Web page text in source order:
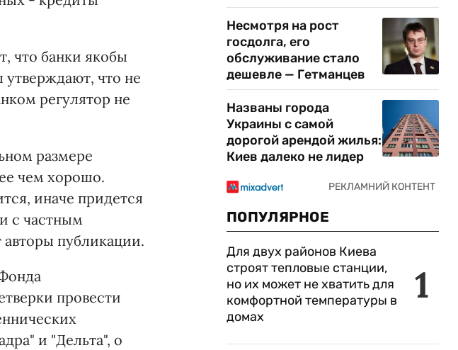
что банки якобы
что не
регулятор не
размере
чем хорошо.
иначе придется
с частным
публикации.
провести
и "Дельта", о
Несмотря на рост
госдолга, его
обслуживание стало
дешевле — Гетманцев
Названы города
Украины с самой
дорогой арендой жилья:
Киев далеко не лидер
ПОПУЛЯРНОЕ
1
Для двух районов Киева
строят тепловые станции,
но их может не хватить для
комфортной температуры в
домах